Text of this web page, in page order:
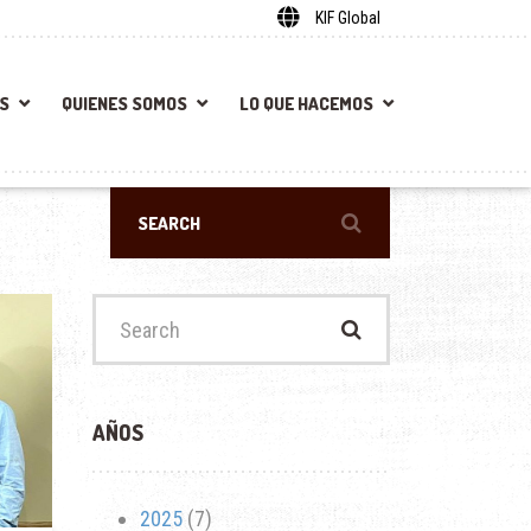
KIF Global
QUIENES SOMOS LO QUE HACEMOS
AÑOS
2025(7)